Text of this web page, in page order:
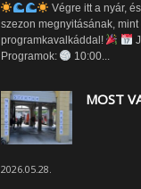
Végre itt a nyár,
szezon megnyitásának,
programkavalkáddal!
Programok:
10:00...
MOST
2026.05.28.